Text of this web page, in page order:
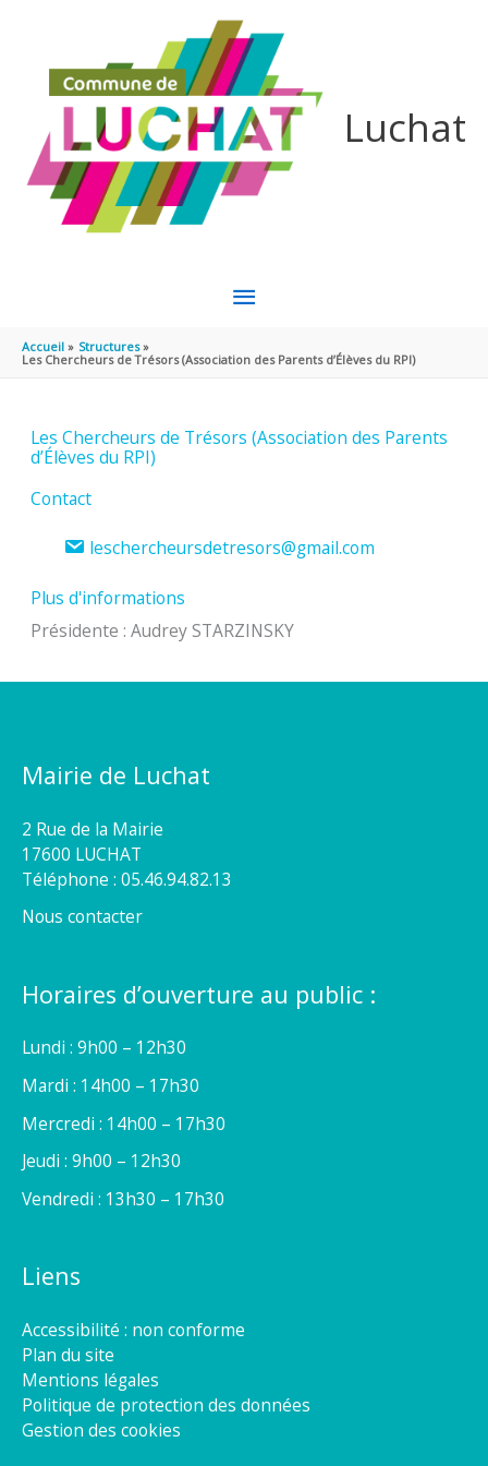
Luchat
MENU
PRINCIPAL
Accueil
Structures
Les Chercheurs de Trésors (Association des Parents d’Élèves du RPI)
Les Chercheurs de Trésors (Association des Parents
d’Élèves du RPI)
Contact
leschercheursdetresors@gmail.com
Plus d'informations
Présidente : Audrey STARZINSKY
Mairie de Luchat
2 Rue de la Mairie
17600 LUCHAT
Téléphone : 05.46.94.82.13
Nous contacter
Horaires d’ouverture au public :
Lundi : 9h00 – 12h30
Mardi : 14h00 – 17h30
Mercredi : 14h00 – 17h30
Jeudi : 9h00 – 12h30
Vendredi : 13h30 – 17h30
Liens
Accessibilité : non conforme
Plan du site
Mentions légales
Politique de protection des données
Gestion des cookies